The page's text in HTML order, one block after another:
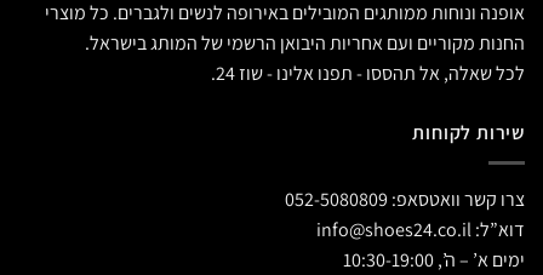
אופנה ונוחות ממותגים המובילים באירופה לנשים ולגברים. כל מוצרי
החנות מקוריים ועם אחריות היבואן הרשמי של המותג בישראל.
לכל שאלה, אל תהססו - תפנו אלינו - שוז 24.
שירות לקוחות
צרו קשר וואטסאפ: 052-5080809
דוא”ל:
ימים א’ – ה’, 10:30-19:00